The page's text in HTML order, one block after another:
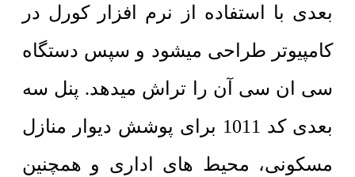
بعدی با استفاده از نرم افزار کورل در
کامپیوتر طراحی میشود و سپس دستگاه
سی ان سی آن را تراش میدهد. پنل سه
بعدی کد 1011 برای پوشش دیوار منازل
مسکونی، محیط های اداری و همچنین